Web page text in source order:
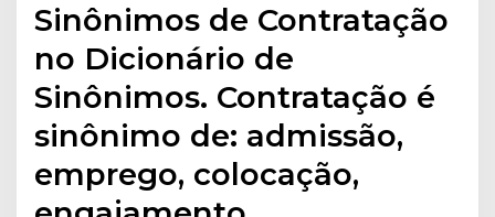
Sinônimos de Contratação
no Dicionário de
Sinônimos. Contratação é
sinônimo de: admissão,
emprego, colocação,